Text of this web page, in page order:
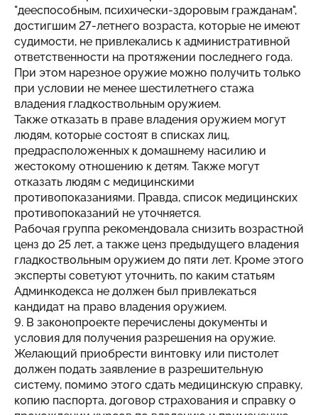
"дееспособным, психически-здоровым гражданам",
достигшим 27-летнего возраста, которые не имеют
судимости, не привлекались к административной
ответственности на протяжении последнего года.
При этом нарезное оружие можно получить только
при условии не менее шестилетнего стажа
владения гладкоствольным оружием.
Также отказать в праве владения оружием могут
людям, которые состоят в списках лиц,
предрасположенных к домашнему насилию и
жестокому отношению к детям. Также могут
отказать людям с медицинскими
противопоказаниями. Правда, список медицинских
противопоказаний не уточняется.
Рабочая группа рекомендовала снизить возрастной
ценз до 25 лет, а также ценз предыдущего владения
гладкоствольным оружием до пяти лет. Кроме этого
эксперты советуют уточнить, по каким статьям
Админкодекса не должен был привлекаться
кандидат на право владения оружием.
9. В законопроекте перечислены документы и
условия для получения разрешения на оружие.
Желающий приобрести винтовку или пистолет
должен подать заявление в разрешительную
систему, помимо этого сдать медицинскую справку,
копию паспорта, договор страхования и справку о